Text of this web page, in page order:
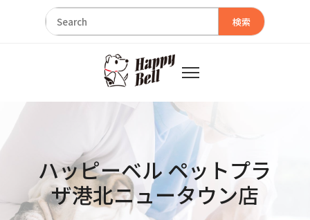
検索
ハッピーベル ペットプラ
ザ港北ニュータウン店